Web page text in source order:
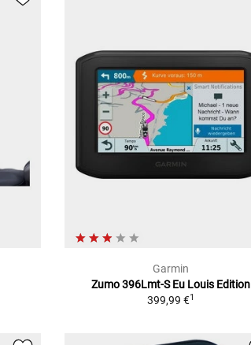
Garmin
Zumo 396Lmt-S Eu Louis Edition
399,99 €1